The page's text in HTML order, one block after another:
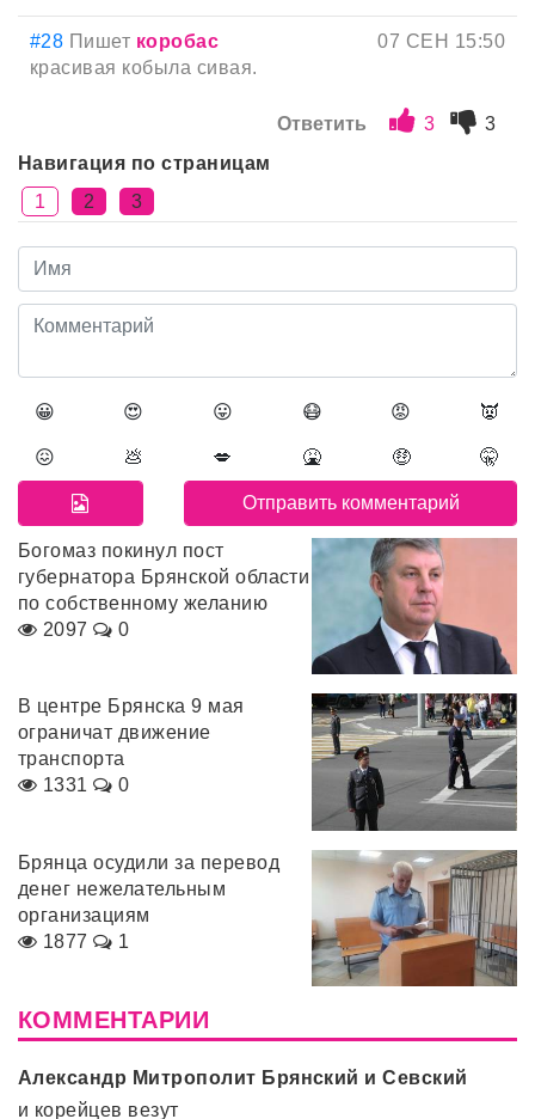
#28 Пишет коробас
07 СЕН 15:50
красивая кобыла сивая.
Ответить 3
3
Навигация по страницам
1
2 3
😀 😍 😛 😷 😡 👿
😖 💩 💋 🤮 🤑 🤫
Богомаз покинул пост
губернатора Брянской области
по собственному желанию
2097
0
В центре Брянска 9 мая
ограничат движение
транспорта
1331
0
Брянца осудили за перевод
денег нежелательным
организациям
1877
1
КОММЕНТАРИИ
Александр Митрополит Брянский и Севский
и корейцев везут